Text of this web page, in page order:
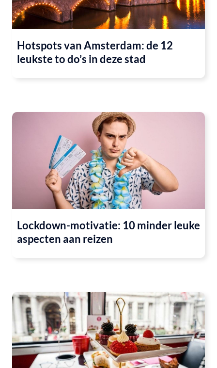
Hotspots van Amsterdam: de 12
leukste to do’s in deze stad
Lockdown-motivatie: 10 minder leuke
aspecten aan reizen